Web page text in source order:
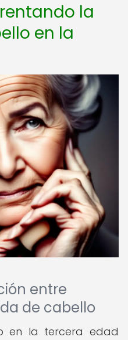
la
en la
entre
de cabello
en la tercera edad